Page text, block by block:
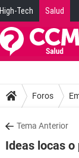
High-Tech Salud
Foros
Tema Anterior
Ideas locas